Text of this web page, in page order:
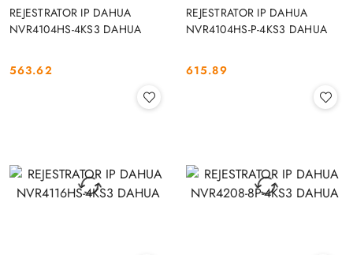
REJESTRATOR IP DAHUA
NVR4104HS-4KS3 DAHUA
Cena:
563.62
REJESTRATOR IP DAHUA
NVR4104HS-P-4KS3 DAHUA
Cena:
615.89